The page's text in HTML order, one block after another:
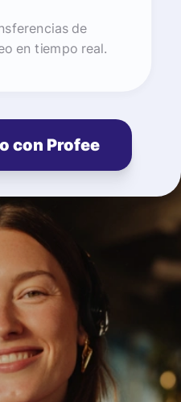
de
en tiempo real.
con Profee